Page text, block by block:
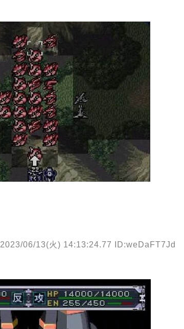
2023/06/13(火) 14:13:24.77 ID:weDaFT7Jd